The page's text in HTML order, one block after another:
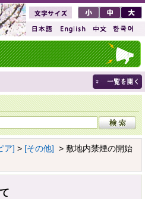
ア] > [その他] > 敷地内禁煙の開始